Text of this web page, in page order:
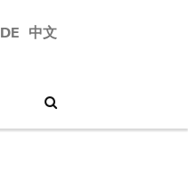
DE 中文